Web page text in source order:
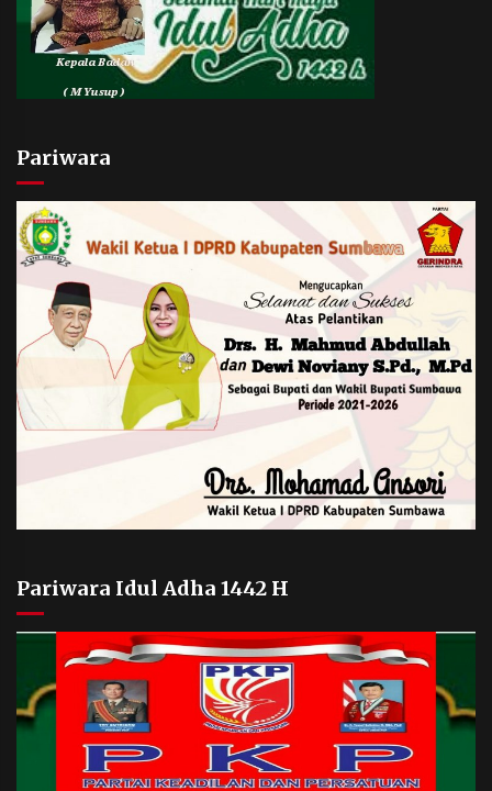
Pariwara
Pariwara Idul Adha 1442 H